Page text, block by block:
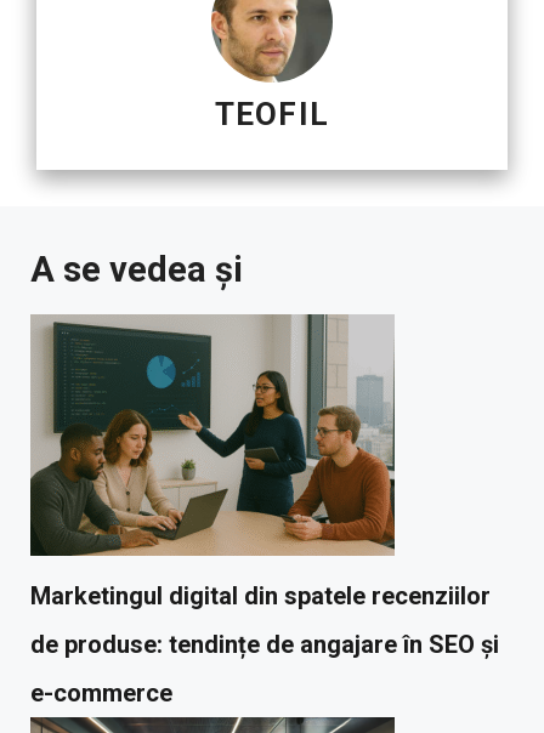
TEOFIL
A se vedea și
Marketingul digital din spatele recenziilor
de produse: tendințe de angajare în SEO și
e-commerce